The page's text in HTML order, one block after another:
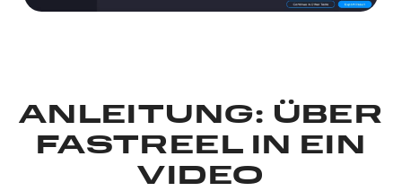
ANLEITUNG: ÜBER
FASTREEL IN EIN
VIDEO